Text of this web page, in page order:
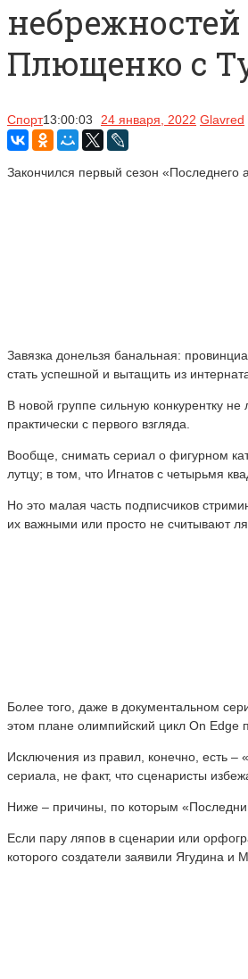
Плющенко с
Спорт13:00:03 24 января, 2022 Glavred
Закончился первый сезон
Завязка донельзя банальная:
стать успешной и вытащить из
В новой группе сильную конкурентку
практически с первого взгляда.
Вообще, снимать сериал о фигурном
лутцу; в том, что Игнатов с четырьмя
Но это малая часть подписчиков
их важными или просто не считывают
Более того, даже в документальном
этом плане олимпийский цикл On Edge
Исключения из правил, конечно, есть
сериала, не факт, что сценаристы
Ниже – причины, по которым
Если пару ляпов в сценарии или
которого создатели заявили Ягудина и